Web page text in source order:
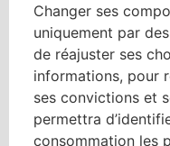
Changer ses
uniquement par
de réajuster ses
informations, pour
ses convictions et
permettra
consommation les